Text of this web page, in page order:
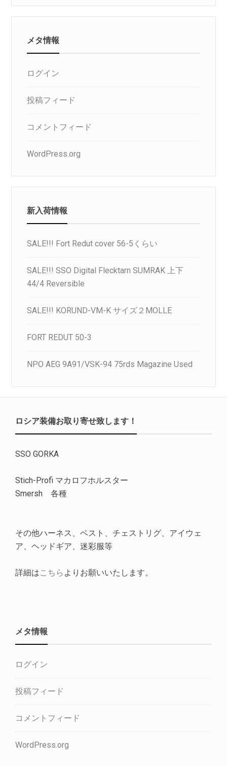
メタ情報
ログイン
投稿フィード
コメントフィード
WordPress.org
新入荷情報
SALE!!! Fort Redut cover 56-5くらい
SALE!!! SSO Digital Flecktarn SUMRAK 上下
44/4 Reversible
SALE!!! KORUND-VM-K サイズ２MOLLE
FORT REDUT 50-3
NPO AEG 9A91/VSK-94 75rds Magazine Used
ロシア装備お取り寄せ致します！
SSO GORKA
Stich-Profi マカロフホルスター
Smersh 各種
その他ハーネス、ベスト、チェストリグ、アイウェ
ア、ヘッドギア、迷彩服等
詳細はこちら よりお願いいたします。
メタ情報
ログイン
投稿フィード
コメントフィード
WordPress.org